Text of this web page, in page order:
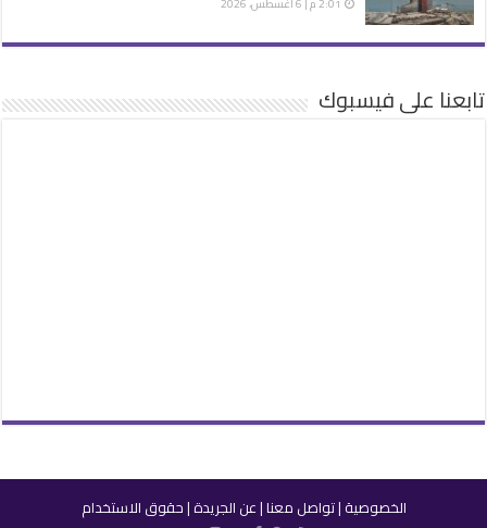
تابعنا على فيسبوك
الخصوصية |تواصل معنا |عن الجريدة |حقوق الاستخدام